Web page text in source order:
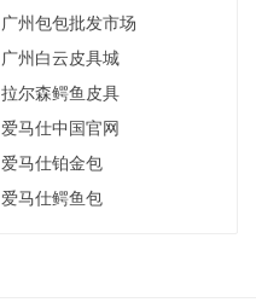
广州包包批发市场
广州白云皮具城
拉尔森鳄鱼皮具
爱马仕中国官网
爱马仕铂金包
爱马仕鳄鱼包